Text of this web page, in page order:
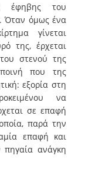
έφηβης του
Όταν όμως ένα
γίνεται
της, έρχεται
στενού της
που της
εξορία στη
να
σε επαφή
παρά την
επαφή και
πηγαία ανάγκη